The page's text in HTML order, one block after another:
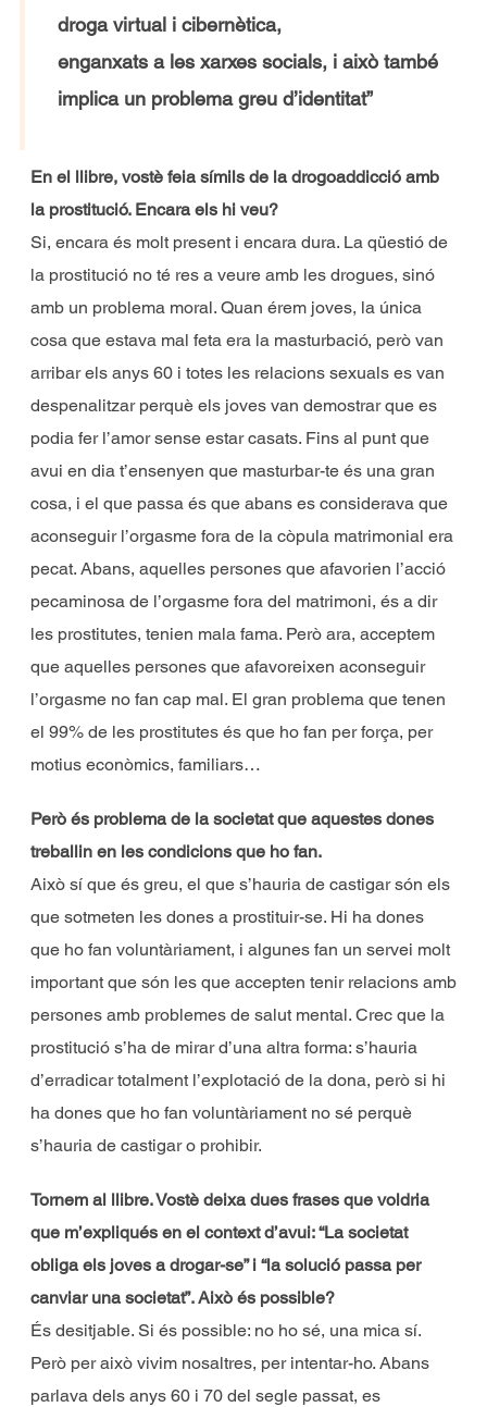
droga virtual i cibernètica,
enganxats a les xarxes socials, i això també
implica un problema greu d’identitat”
En el llibre, vostè feia símils de la drogoaddicció amb
la prostitució. Encara els hi veu?
Si, encara és molt present i encara dura. La qüestió de
la prostitució no té res a veure amb les drogues, sinó
amb un problema moral. Quan érem joves, la única
cosa que estava mal feta era la masturbació, però van
arribar els anys 60 i totes les relacions sexuals es van
despenalitzar perquè els joves van demostrar que es
podia fer l’amor sense estar casats. Fins al punt que
avui en dia t’ensenyen que masturbar-te és una gran
cosa, i el que passa és que abans es considerava que
aconseguir l’orgasme fora de la còpula matrimonial era
pecat. Abans, aquelles persones que afavorien l’acció
pecaminosa de l’orgasme fora del matrimoni, és a dir
les prostitutes, tenien mala fama. Però ara, acceptem
que aquelles persones que afavoreixen aconseguir
l’orgasme no fan cap mal. El gran problema que tenen
el 99% de les prostitutes és que ho fan per força, per
motius econòmics, familiars…
Però és problema de la societat que aquestes dones
treballin en les condicions que ho fan.
Això sí que és greu, el que s’hauria de castigar són els
que sotmeten les dones a prostituir-se. Hi ha dones
que ho fan voluntàriament, i algunes fan un servei molt
important que són les que accepten tenir relacions amb
persones amb problemes de salut mental. Crec que la
prostitució s’ha de mirar d’una altra forma: s’hauria
d’erradicar totalment l’explotació de la dona, però si hi
ha dones que ho fan voluntàriament no sé perquè
s’hauria de castigar o prohibir.
Tornem al llibre. Vostè deixa dues frases que voldria
que m’expliqués en el context d’avui: “La societat
obliga els joves a drogar-se” i “la solució passa per
canviar una societat”. Això és possible?
És desitjable. Si és possible: no ho sé, una mica sí.
Però per això vivim nosaltres, per intentar-ho. Abans
parlava dels anys 60 i 70 del segle passat, es